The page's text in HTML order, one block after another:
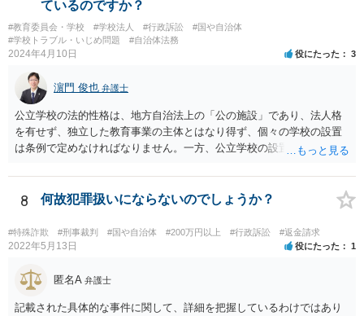
ているのですか？
#教育委員会・学校 #学校法人 #行政訴訟
#国や自治体
#学校トラブル・いじめ問題
#自治体法務
2024年4月10日 役にたった 3
濵門 俊也 弁護士
公立学校の法的性格は、地方自治法上の「公の施設」であり、法人格
を有せず、独立した教育事業の主体とはなり得ず、個々の学校の設置
は条例で定めなければなりません。一方、公立学校の設置者である地
利義務の主体となる法人格を有し、教育事業の主体となっています。
ちなみに、公立学校は教育行政組織上の取扱いとしては「教育機関」
であり、校舎・校地等は地方自治法上「行政財産」とされています。
8 何故犯罪扱いにならないのでしょうか？
#特殊詐欺 #刑事裁判 #国や自治体 #200万円以上 #行政訴訟 #返金請求
2022年5月13日 役にたった 1
匿名A 弁護士
記載された具体的な事件に関して、詳細を把握しているわけではあり